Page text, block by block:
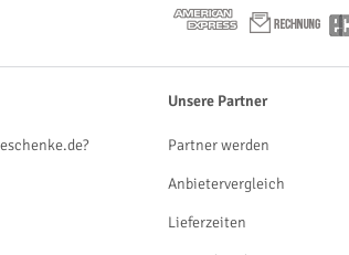
Unsere Partner
Partner werden
Anbietervergleich
Lieferzeiten